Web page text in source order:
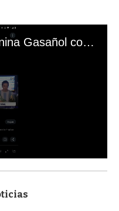
El mal momento de Yanina Gasañol con un hincha argentino en "Subrayado"